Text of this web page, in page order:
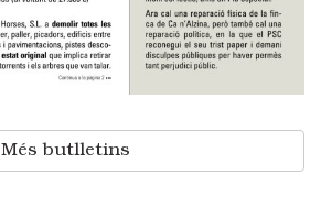
Més butlletins